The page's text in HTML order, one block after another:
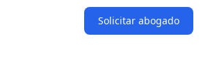
Solicitar abogado